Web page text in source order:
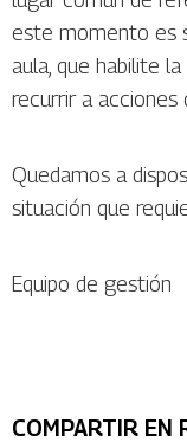
este momento es
aula, que habilite
recurrir a acciones
Quedamos a
situación que
Equipo de gestión
COMPARTIR EN